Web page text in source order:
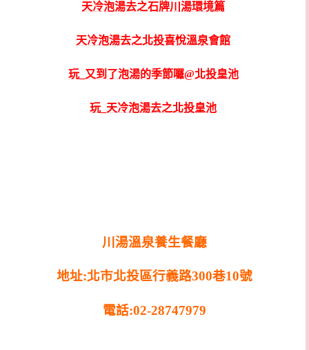
天冷泡湯去之石牌川湯環境篇
天冷泡湯去之北投喜悅溫泉會館
玩_又到了泡湯的季節囉@北投皇池
玩_天冷泡湯去之北投皇池
川湯溫泉養生餐廳
地址:北市北投區行義路300巷10號
電話:02-28747979